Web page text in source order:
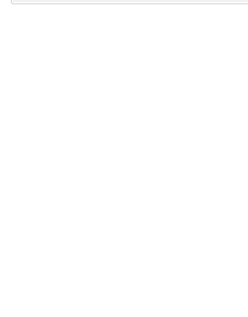
Sanal Medyanın Dijital Savaş Alanı